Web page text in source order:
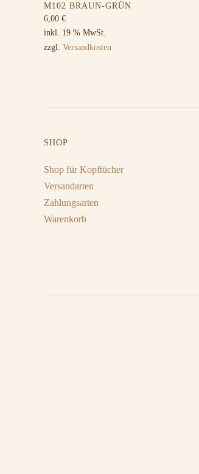
M102 BRAUN-GRÜN
6,00 €
inkl. 19 % MwSt.
zzgl. Versandkosten
SHOP
Shop für Kopftücher
Versandarten
Zahlungsarten
Warenkorb